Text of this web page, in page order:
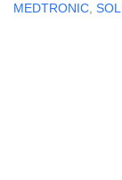
MEDTRONIC,